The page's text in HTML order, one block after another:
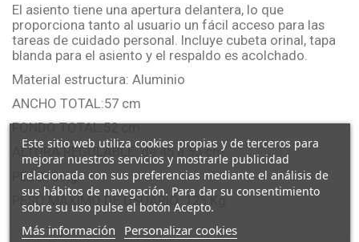
El asiento tiene una apertura delantera, lo que
proporciona tanto al usuario un fácil acceso para las
tareas de cuidado personal. Incluye cubeta orinal, tapa
blanda para el asiento y el respaldo es acolchado.
Material estructura: Aluminio
ANCHO TOTAL:57 cm
FONDO TOTAL:52 cm
ALTURA REGULABLE: de 45 a 55 cm
PESO: 6 Kg.
PESO MÁXIMO DE USUARIO: 125 Kg
Este sitio web utiliza cookies propias y de terceros para
mejorar nuestros servicios y mostrarle publicidad
relacionada con sus preferencias mediante el análisis de
sus hábitos de navegación. Para dar su consentimiento
sobre su uso pulse el botón Acepto.
Más información Personalizar cookies